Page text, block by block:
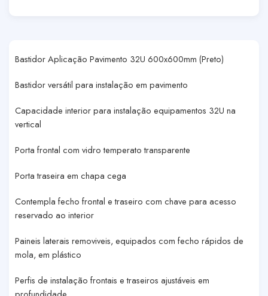
Bastidor Aplicação Pavimento 32U 600x600mm (Preto)
Bastidor versátil para instalação em pavimento
Capacidade interior para instalação equipamentos 32U na
vertical
Porta frontal com vidro temperato transparente
Porta traseira em chapa cega
Contempla fecho frontal e traseiro com chave para acesso
reservado ao interior
Paineis laterais removiveis, equipados com fecho rápidos de
mola, em plástico
Perfis de instalação frontais e traseiros ajustáveis em